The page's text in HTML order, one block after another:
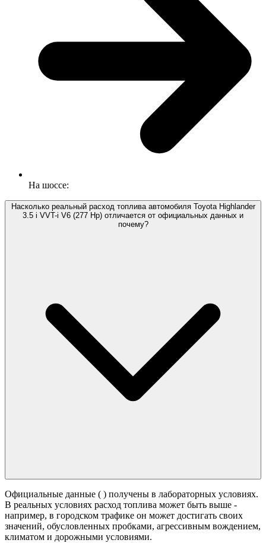
На шоссе:
Насколько реальный расход топлива автомобиля Toyota Highlander
3.5 i VVT-i V6 (277 Hp) отличается от официальных данных и
почему?
Официальные данные ( ) получены в лабораторных условиях.
В реальных условиях расход топлива может быть выше -
например, в городском трафике он может достигать своих
значений, обусловленных пробками, агрессивным вождением,
климатом и дорожными условиями.